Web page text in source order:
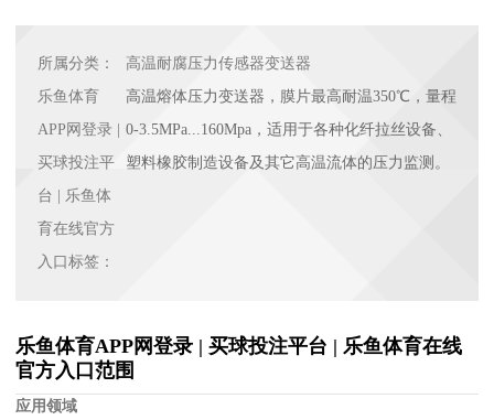
所属分类：
高温耐腐压力传感器变送器
乐鱼体育
APP网登录 |
买球投注平
台 | 乐鱼体
育在线官方
入口标签：
高温熔体压力变送器，膜片最高耐温350℃，量程
0-3.5MPa...160Mpa，适用于各种化纤拉丝设备、
塑料橡胶制造设备及其它高温流体的压力监测。
乐鱼体育APP网登录 | 买球投注平台 | 乐鱼体育在线
官方入口范围
应用领域